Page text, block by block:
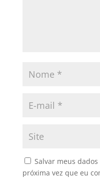
Salvar meus
próxima vez que eu